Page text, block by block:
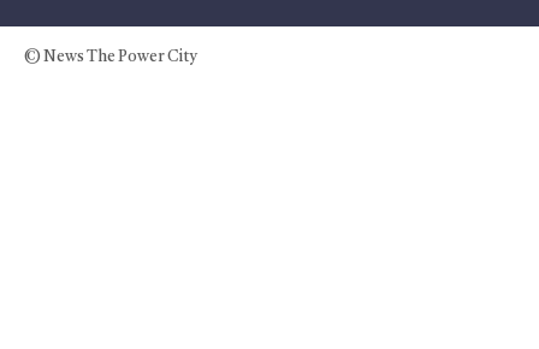
© News The Power City